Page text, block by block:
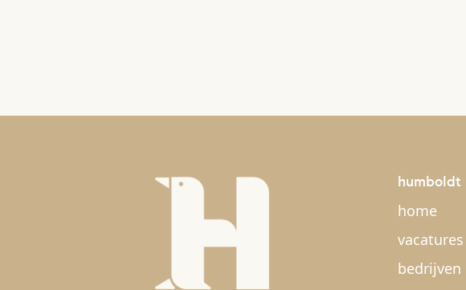
humboldt
home
vacatures
bedrijven